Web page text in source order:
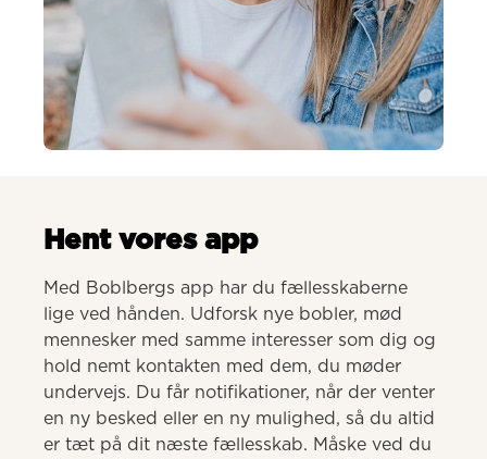
Hent vores app
Med Boblbergs app har du fællesskaberne
lige ved hånden. Udforsk nye bobler, mød
mennesker med samme interesser som dig og
hold nemt kontakten med dem, du møder
undervejs. Du får notifikationer, når der venter
en ny besked eller en ny mulighed, så du altid
er tæt på dit næste fællesskab. Måske ved du